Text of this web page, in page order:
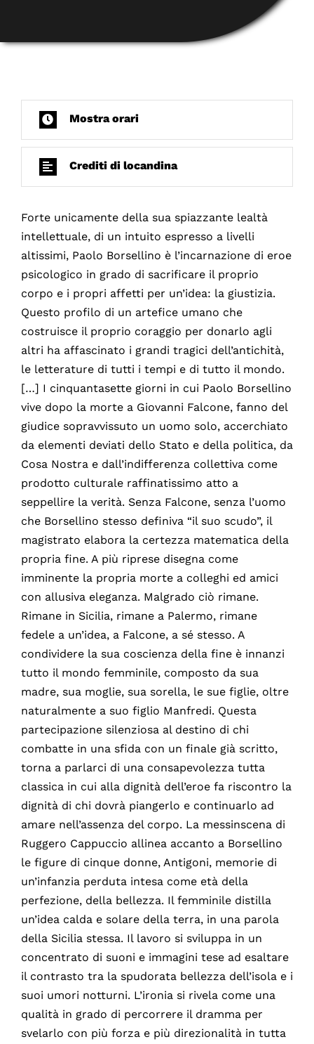
Mostra orari
Crediti di locandina
Forte unicamente della sua spiazzante lealtà
intellettuale, di un intuito espresso a livelli
altissimi, Paolo Borsellino è l’incarnazione di eroe
psicologico in grado di sacrificare il proprio
corpo e i propri affetti per un’idea: la giustizia.
Questo profilo di un artefice umano che
costruisce il proprio coraggio per donarlo agli
altri ha affascinato i grandi tragici dell’antichità,
le letterature di tutti i tempi e di tutto il mondo.
[…] I cinquantasette giorni in cui Paolo Borsellino
vive dopo la morte a Giovanni Falcone, fanno del
giudice sopravvissuto un uomo solo, accerchiato
da elementi deviati dello Stato e della politica, da
Cosa Nostra e dall’indifferenza collettiva come
prodotto culturale raffinatissimo atto a
seppellire la verità. Senza Falcone, senza l’uomo
che Borsellino stesso definiva “il suo scudo”, il
magistrato elabora la certezza matematica della
propria fine. A più riprese disegna come
imminente la propria morte a colleghi ed amici
con allusiva eleganza. Malgrado ciò rimane.
Rimane in Sicilia, rimane a Palermo, rimane
fedele a un’idea, a Falcone, a sé stesso. A
condividere la sua coscienza della fine è innanzi
tutto il mondo femminile, composto da sua
madre, sua moglie, sua sorella, le sue figlie, oltre
naturalmente a suo figlio Manfredi. Questa
partecipazione silenziosa al destino di chi
combatte in una sfida con un finale già scritto,
torna a parlarci di una consapevolezza tutta
classica in cui alla dignità dell’eroe fa riscontro la
dignità di chi dovrà piangerlo e continuarlo ad
amare nell’assenza del corpo. La messinscena di
Ruggero Cappuccio allinea accanto a Borsellino
le figure di cinque donne, Antigoni, memorie di
un’infanzia perduta intesa come età della
perfezione, della bellezza. Il femminile distilla
un’idea calda e solare della terra, in una parola
della Sicilia stessa. Il lavoro si sviluppa in un
concentrato di suoni e immagini tese ad esaltare
il contrasto tra la spudorata bellezza dell’isola e i
suoi umori notturni. L’ironia si rivela come una
qualità in grado di percorrere il dramma per
svelarlo con più forza e più direzionalità in tutta